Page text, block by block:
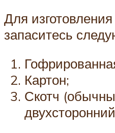
Для
запаситесь
Картон;
Скотч